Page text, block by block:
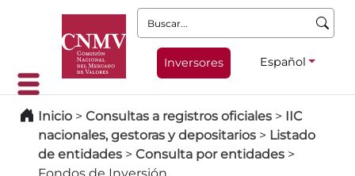
Buscar:
Inversores Español
Inicio > Consultas a registros oficiales > IIC
nacionales, gestoras y depositarios > Listado
de entidades > Consulta por entidades >